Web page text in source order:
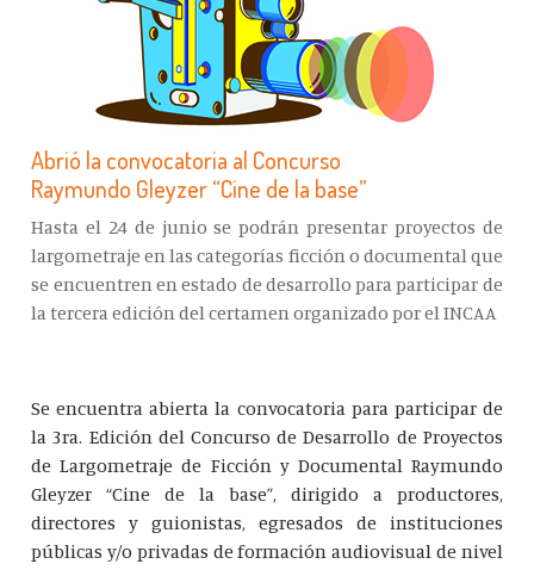
Abrió la convocatoria al Concurso
Raymundo Gleyzer “Cine de la base”
Hasta el 24 de junio se podrán presentar proyectos de
largometraje en las categorías ficción o documental que
se encuentren en estado de desarrollo para participar de
la tercera edición del certamen organizado por el INCAA
Se encuentra abierta la convocatoria para participar de
la 3ra. Edición del Concurso de Desarrollo de Proyectos
de Largometraje de Ficción y Documental Raymundo
Gleyzer “Cine de la base”, dirigido a productores,
directores y guionistas, egresados de instituciones
públicas y/o privadas de formación audiovisual de nivel